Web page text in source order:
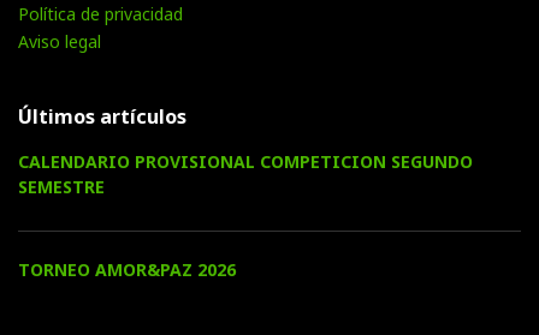
Política de privacidad
Aviso legal
Últimos artículos
CALENDARIO PROVISIONAL COMPETICION SEGUNDO
SEMESTRE
TORNEO AMOR&PAZ 2026